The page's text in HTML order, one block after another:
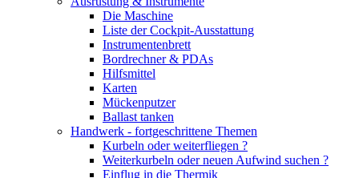
Die Maschine
Liste der Cockpit-Ausstattung
Instrumentenbrett
Bordrechner & PDAs
Hilfsmittel
Karten
Mückenputzer
Ballast tanken
Handwerk - fortgeschrittene Themen
Kurbeln oder weiterfliegen ?
Weiterkurbeln oder neuen Aufwind suchen ?
Einflug in die Thermik